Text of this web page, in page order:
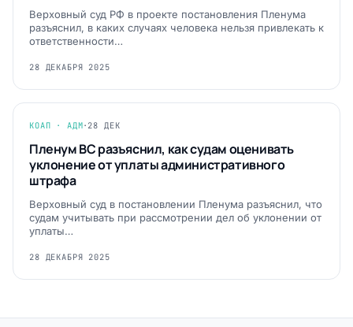
Верховный суд РФ в проекте постановления Пленума
разъяснил, в каких случаях человека нельзя привлекать к
ответственности…
28 ДЕКАБРЯ 2025
КОАП · АДМ· 28 ДЕК
Пленум ВС разъяснил, как судам оценивать
уклонение от уплаты административного
штрафа
Верховный суд в постановлении Пленума разъяснил, что
судам учитывать при рассмотрении дел об уклонении от
уплаты…
28 ДЕКАБРЯ 2025